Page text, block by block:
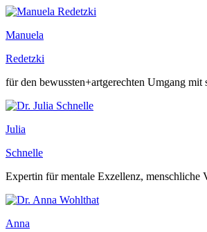
Manuela
Redetzki
für den bewussten+artgerechten Umgang mit
Julia
Schnelle
Expertin für mentale Exzellenz, menschliche
Anna